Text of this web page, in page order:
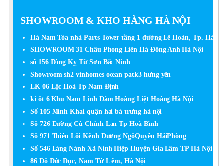
SHOWROOM & KHO HÀNG HÀ NỘI
Hà Nam Tòa nhà Parts Tower tầng 1 đường Lê Hoàn, Tp. Hà
SHOWROOM 31 Châu Phong Liên Hà Đông Anh Hà Nội
số 156 Đồng Kỵ Từ Sơn Bắc Ninh
Showroom sh2 vinhomes ocean patk3 hưng yên
LK 06 Lộc Hoà Tp Nam Định
ki ốt 6 Khu Nam Linh Đàm Hoàng Liệt Hoàng Hà Nội
Số 105 Minh Khai quận hai bà trưng hà nội
Số 726 Đường Cù Chính Lan Tp Hoà Bình
Số 971 Thiên Lôi Kênh Dương NgôQuyền HảiPhòng
Số 546 Làng Nành Xã Ninh Hiệp Huyện Gia Lâm TP Hà Nội
86 Đỗ Đức Dục, Nam Từ Liêm, Hà Nội